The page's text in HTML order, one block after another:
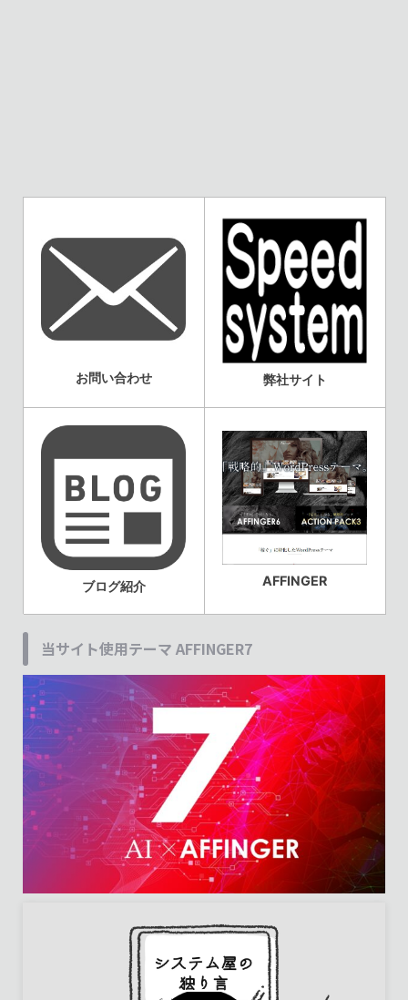
お問い合わせ 弊社サイト
ブログ紹介 AFFINGER
当サイト使用テーマ AFFINGER7